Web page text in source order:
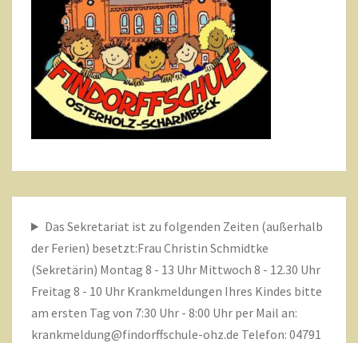
Das Sekretariat ist zu folgenden Zeiten (außerhalb
der Ferien) besetzt:Frau Christin Schmidtke
(Sekretärin) Montag 8 - 13 Uhr Mittwoch 8 - 12.30 Uhr
Freitag 8 - 10 Uhr Krankmeldungen Ihres Kindes bitte
am ersten Tag von 7:30 Uhr - 8:00 Uhr per Mail an:
krankmeldung@findorffschule-ohz.de Telefon: 04791